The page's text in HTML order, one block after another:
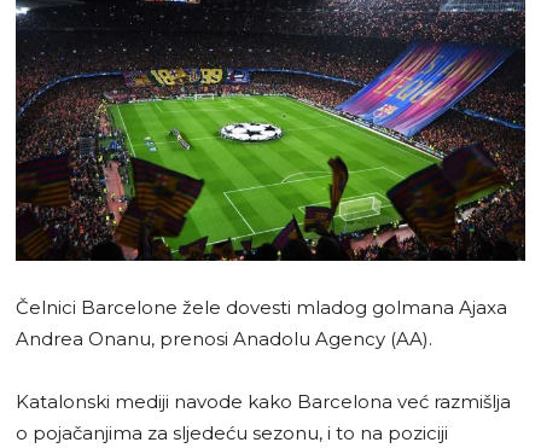
Čelnici Barcelone žele dovesti mladog golmana Ajaxa
Andrea Onanu, prenosi Anadolu Agency (AA).
Katalonski mediji navode kako Barcelona već razmišlja
o pojačanjima za sljedeću sezonu, i to na poziciji